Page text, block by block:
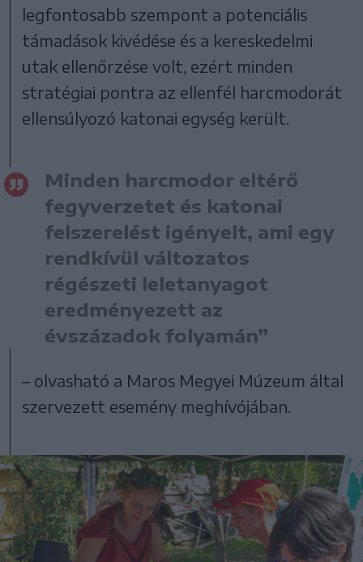
legfontosabb szempont a potenciális
támadások kivédése és a kereskedelmi
utak ellenőrzése volt, ezért minden
stratégiai pontra az ellenfél harcmodorát
ellensúlyozó katonai egység került.
Minden harcmodor eltérő
fegyverzetet és katonai
felszerelést igényelt, ami egy
rendkívül változatos
régészeti leletanyagot
eredményezett az
évszázadok folyamán”
– olvasható a Maros Megyei Múzeum által
szervezett esemény meghívójában.